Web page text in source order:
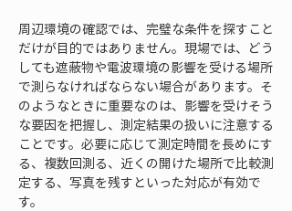
周辺環境の確認では、完璧な条件を探すこと
だけが目的ではありません。現場では、どう
しても遮蔽物や電波環境の影響を受ける場所
で測らなければならない場合があります。そ
のようなときに重要なのは、影響を受けそう
な要因を把握し、測定結果の扱いに注意する
ことです。必要に応じて測定時間を長めにす
る、複数回測る、近くの開けた場所で比較測
定する、写真を残すといった対応が有効で
す。